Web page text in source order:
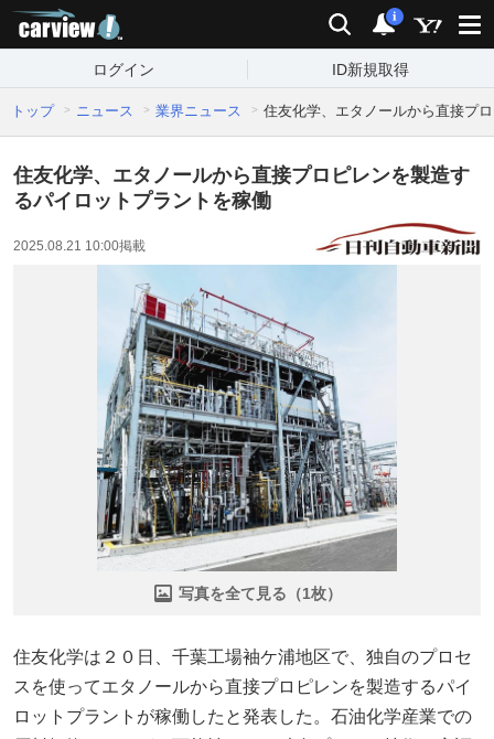
検索 通知
i
ログイン ID新規取得
トップ ニュース 業界ニュース 住友化学、エタノールから直接プ
住友化学、エタノールから直接プロピレンを製造す
るパイロットプラントを稼働
2025.08.21 10:00掲載
写真を全て見る（1枚）
住友化学は２０日、千葉工場袖ケ浦地区で、独自のプロセ
スを使ってエタノールから直接プロピレンを製造するパイ
ロットプラントが稼働したと発表した。石油化学産業での